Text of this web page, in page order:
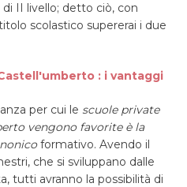
II livello; detto ciò, con
scolastico supererai i due
: i vantaggi
per cui le scuole private
vengono favorite è la
formativo. Avendo il
che si sviluppano dalle
tutti avranno la possibilità di